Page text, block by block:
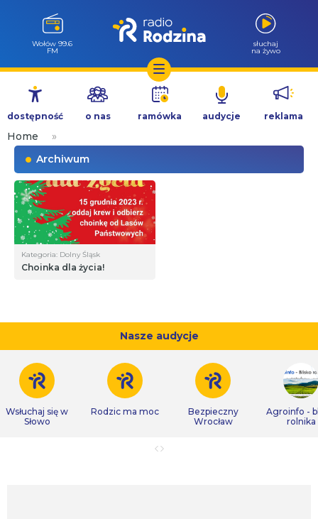
Przejdź
treści
Wołów 99.6
FM
słuchaj
na żywo
dostępność o nas ramówka audycje reklama
Home
»
Archiwum
Kategoria: Dolny Śląsk
Choinka dla życia!
Nasze audycje
Wsłuchaj się w
Słowo
Rodzic ma moc
Bezpieczny
Wrocław
Agroinfo -
rolnika